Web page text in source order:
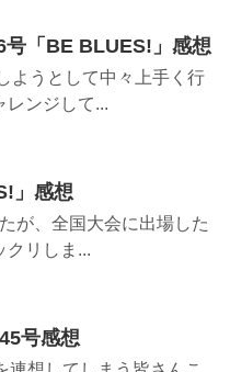
号「BE BLUES!」感想
うとして中々上手く行
レンジして...
」感想
が、全国大会に出場した
クリしま...
号感想